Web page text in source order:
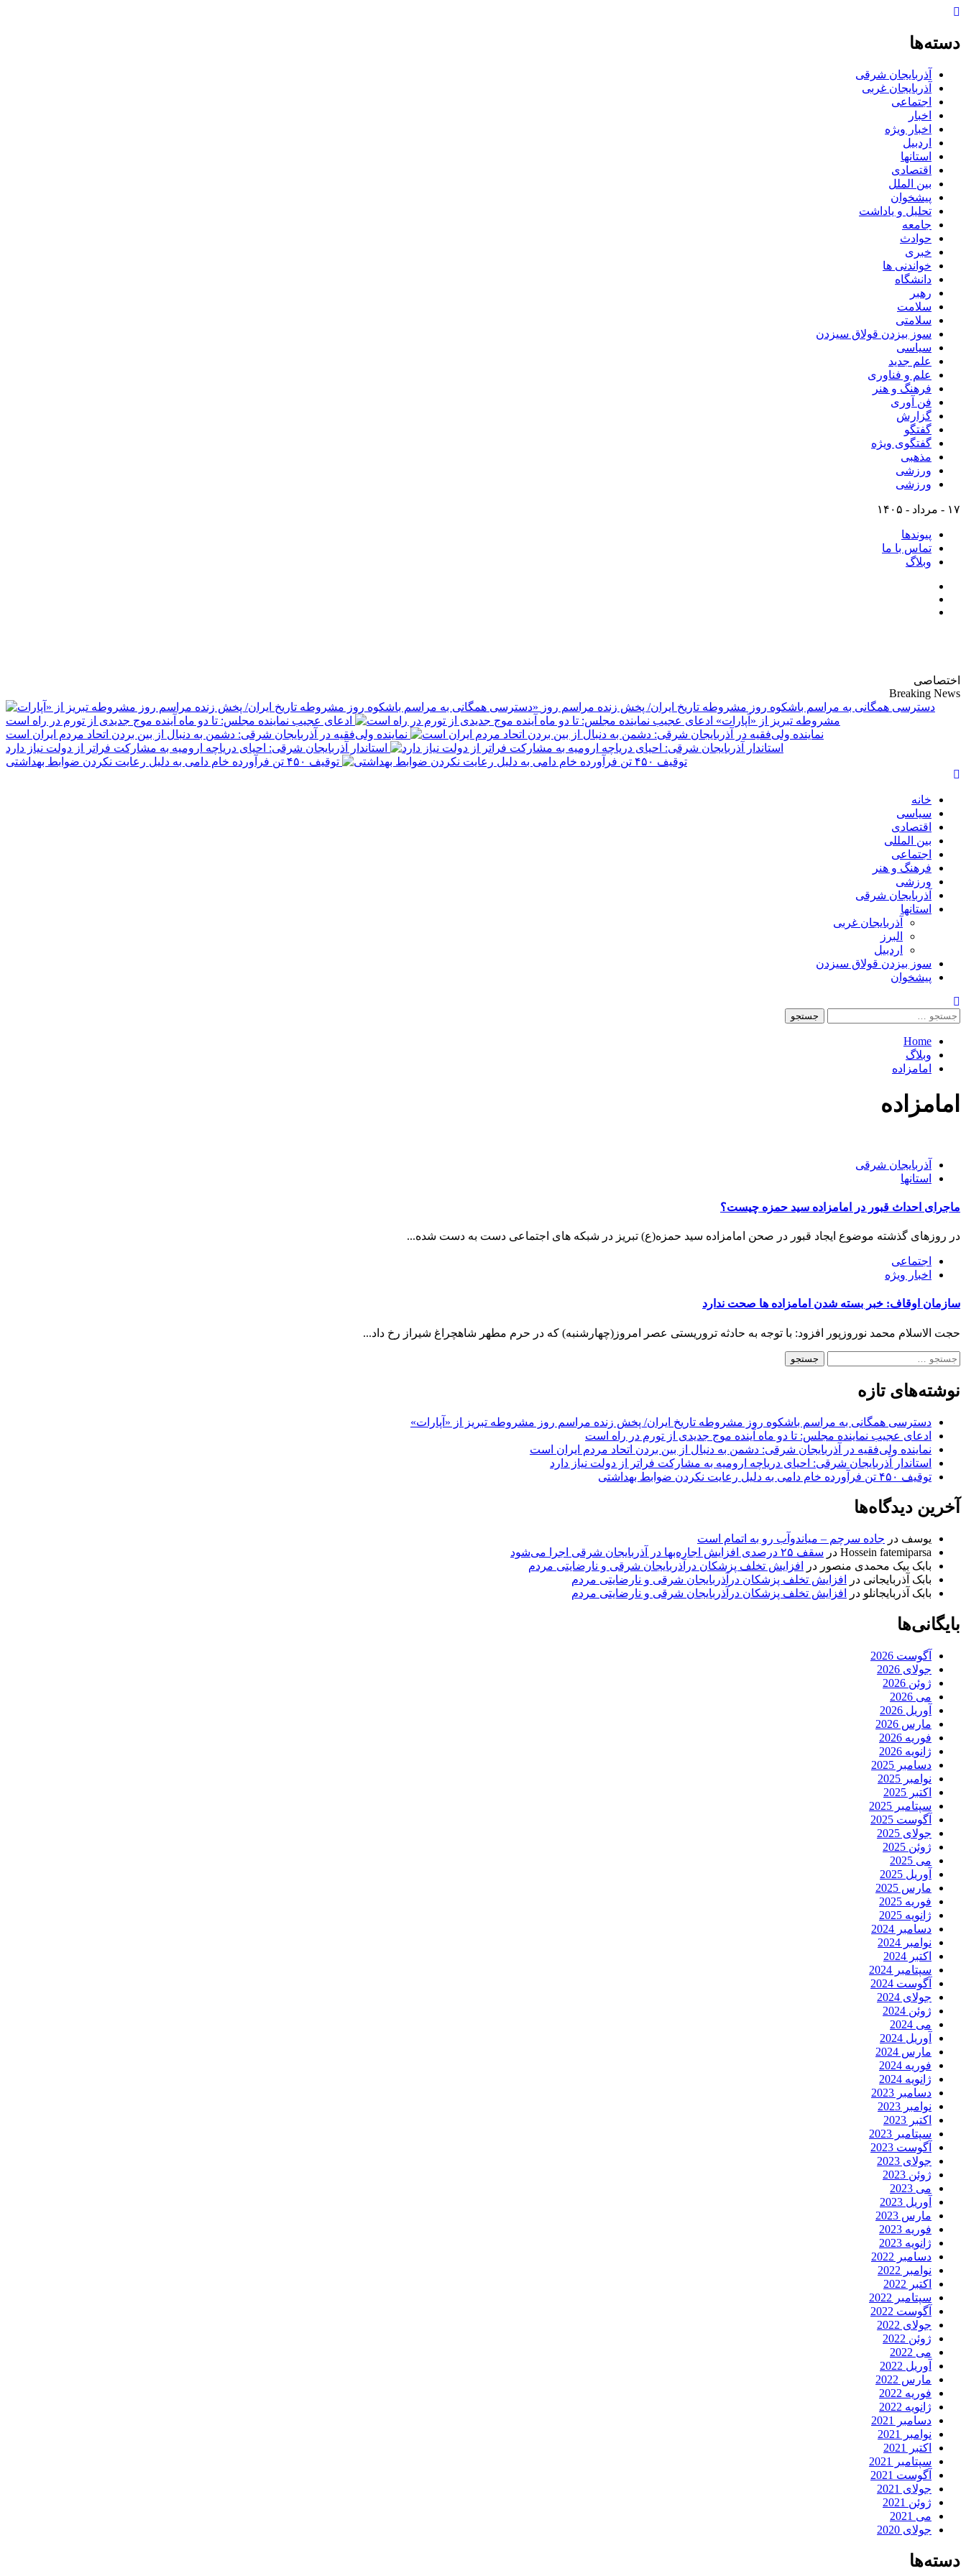
دسته‌ها
آذربایجان شرقی
آذربایجان غربی
اجتماعی
اخبار
اخبار ویژه
اردبیل
استانها
اقتصادی
بین الملل
پیشخوان
تحلیل و یاداشت
جامعه
حوادث
خبری
خواندنی ها
دانشگاه
رهبر
سلامت
سلامتی
سوز بیزدن قولاق سیزدن
سیاسی
علم جدید
علم و فناوری
فرهنگ و هنر
فن آوری
گزارش
گفتگو
گفتگوی ویژه
مذهبی
ورزشی
ورزشی
۱۷ - مرداد - ۱۴۰۵
پیوندها
تماس با ما
وبلاگ
اختصاصی
Breaking News
دسترسی همگانی به مراسم باشکوه روز مشروطه تاریخ ایران/ پخش زنده مراسم روز
مشروطه تبریز از «آپارات»
ادعای عجیب نماینده مجلس: تا دو ماه آینده موج جدیدی از تورم در راه است
نماینده ولی‌فقیه در آذربایجان شرقی: دشمن به دنبال از بین بردن اتحاد مردم ایران است
استاندار آذربایجان شرقی: احیای دریاچه ارومیه به مشارکت فراتر از دولت نیاز دارد
توقیف ۴۵۰ تن فرآورده خام دامی به دلیل رعایت نکردن ضوابط بهداشتی
خانه
سیاسی
اقتصادی
بین المللی
اجتماعی
فرهنگ و هنر
ورزشی
آذربایجان شرقی
استانها
آذربایجان غربی
البرز
اردبیل
سوز بیزدن قولاق سیزدن
پیشخوان
Home
وبلاگ
امامزاده
امامزاده
آذربایجان شرقی
استانها
ماجرای احداث قبور در امامزاده سید حمزه چیست؟
در روزهای گذشته موضوع ایجاد قبور در صحن امامزاده سید حمزه(ع) تبریز در شبکه های اجتماعی دست به دست شده...
اجتماعی
اخبار ویژه
سازمان اوقاف: خبر بسته شدن امامزاده ها صحت ندارد
حجت الاسلام محمد نوروزپور افزود:‌ با توجه به حادثه تروریستی عصر امروز(چهارشنبه) که در حرم مطهر شاهچراغ شیراز رخ داد...
نوشته‌های تازه
دسترسی همگانی به مراسم باشکوه روز مشروطه تاریخ ایران/ پخش زنده مراسم روز مشروطه تبریز از «آپارات»
ادعای عجیب نماینده مجلس: تا دو ماه آینده موج جدیدی از تورم در راه است
نماینده ولی‌فقیه در آذربایجان شرقی: دشمن به دنبال از بین بردن اتحاد مردم ایران است
استاندار آذربایجان شرقی: احیای دریاچه ارومیه به مشارکت فراتر از دولت نیاز دارد
توقیف ۴۵۰ تن فرآورده خام دامی به دلیل رعایت نکردن ضوابط بهداشتی
آخرین دیدگاه‌ها
یوسف در جاده سرچم – میاندوآب رو به اتمام است
Hossein fatemiparsa در سقف ۲۵ درصدی افزایش اجاره‌بها در آذربایجان شرقی اجرا می‌شود
بابک بیک محمدی منصور در
افزایش تخلف پزشکان درآذربایجان شرقی و نارضایتی مردم
بابک آذربایجانی در
افزایش تخلف پزشکان درآذربایجان شرقی و نارضایتی مردم
بابک آذربایجانلو در افزایش تخلف پزشکان درآذربایجان شرقی و نارضایتی مردم
بایگانی‌ها
آگوست 2026
جولای 2026
ژوئن 2026
می 2026
آوریل 2026
مارس 2026
فوریه 2026
ژانویه 2026
دسامبر 2025
نوامبر 2025
اکتبر 2025
سپتامبر 2025
آگوست 2025
جولای 2025
ژوئن 2025
می 2025
آوریل 2025
مارس 2025
فوریه 2025
ژانویه 2025
دسامبر 2024
نوامبر 2024
اکتبر 2024
سپتامبر 2024
آگوست 2024
جولای 2024
ژوئن 2024
می 2024
آوریل 2024
مارس 2024
فوریه 2024
ژانویه 2024
دسامبر 2023
نوامبر 2023
اکتبر 2023
سپتامبر 2023
آگوست 2023
جولای 2023
ژوئن 2023
می 2023
آوریل 2023
مارس 2023
فوریه 2023
ژانویه 2023
دسامبر 2022
نوامبر 2022
اکتبر 2022
سپتامبر 2022
آگوست 2022
جولای 2022
ژوئن 2022
می 2022
آوریل 2022
مارس 2022
فوریه 2022
ژانویه 2022
دسامبر 2021
نوامبر 2021
اکتبر 2021
سپتامبر 2021
آگوست 2021
جولای 2021
ژوئن 2021
می 2021
جولای 2020
دسته‌ها